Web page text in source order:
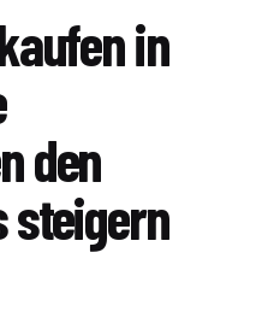
in
den
steigern